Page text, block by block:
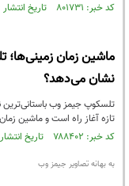
کد خبر: ۸۰۱۷۳۱ تاریخ انتشار : ۱۴۰۱/۰۸/۲۰
ماشین زمان
نشان می‌دهد؟
تلسکوپ جیمز وب باستانی‌ترین
تازه آغاز راه است و ماشین
کد خبر: ۷۸۸۴۰۲ تاریخ انتشار : ۱۴۰۱/۰۵/۰۶
به بهانه تصاویر جیمز وب